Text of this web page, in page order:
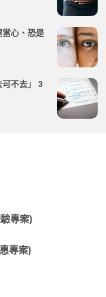
當心、恐是
可不去」 3
專案)
專案)